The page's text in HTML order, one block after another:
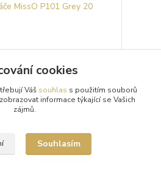
Grey 20
a lesklým vzhledem.
cookies
Váš souhlas s použitím souborů
informace týkající se Vašich
zájmů.
Souhlasím